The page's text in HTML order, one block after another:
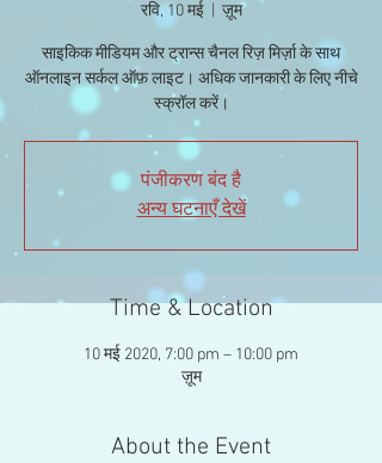
रवि, 10 मई
  |
ज़ूम
साइकिक मीडियम और ट्रान्स चैनल रिज़ मिर्ज़ा के साथ
ऑनलाइन सर्कल ऑफ़ लाइट। अधिक जानकारी के लिए नीचे
स्क्रॉल करें।
पंजीकरण बंद है
अन्य घटनाएँ देखें
Time & Location
10 मई 2020, 7:00 pm – 10:00 pm
ज़ूम
About the Event